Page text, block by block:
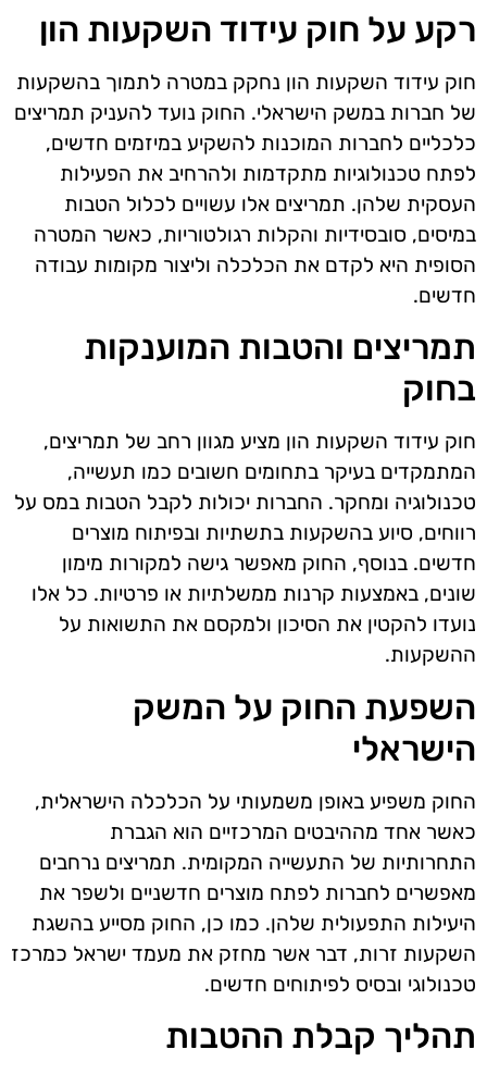
רקע על חוק עידוד השקעות הון
חוק עידוד השקעות הון נחקק במטרה לתמוך בהשקעות
של חברות במשק הישראלי. החוק נועד להעניק תמריצים
כלכליים לחברות המוכנות להשקיע במיזמים חדשים,
לפתח טכנולוגיות מתקדמות ולהרחיב את הפעילות
העסקית שלהן. תמריצים אלו עשויים לכלול הטבות
במיסים, סובסידיות והקלות רגולטוריות, כאשר המטרה
הסופית היא לקדם את הכלכלה וליצור מקומות עבודה
חדשים.
תמריצים והטבות המוענקות
בחוק
חוק עידוד השקעות הון מציע מגוון רחב של תמריצים,
המתמקדים בעיקר בתחומים חשובים כמו תעשייה,
טכנולוגיה ומחקר. החברות יכולות לקבל הטבות במס על
רווחים, סיוע בהשקעות בתשתיות ובפיתוח מוצרים
חדשים. בנוסף, החוק מאפשר גישה למקורות מימון
שונים, באמצעות קרנות ממשלתיות או פרטיות. כל אלו
נועדו להקטין את הסיכון ולמקסם את התשואות על
ההשקעות.
השפעת החוק על המשק
הישראלי
החוק משפיע באופן משמעותי על הכלכלה הישראלית,
כאשר אחד מההיבטים המרכזיים הוא הגברת
התחרותיות של התעשייה המקומית. תמריצים נרחבים
מאפשרים לחברות לפתח מוצרים חדשניים ולשפר את
היעילות התפעולית שלהן. כמו כן, החוק מסייע בהשגת
השקעות זרות, דבר אשר מחזק את מעמד ישראל כמרכז
טכנולוגי ובסיס לפיתוחים חדשים.
תהליך קבלת ההטבות